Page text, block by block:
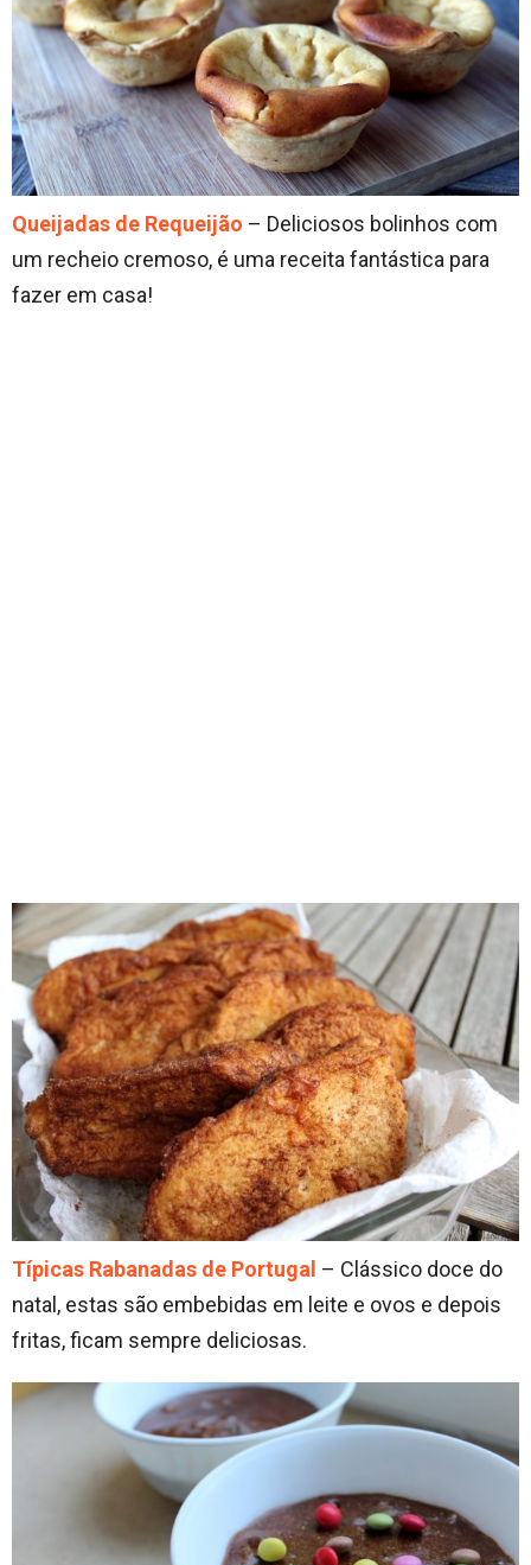
Queijadas de Requeijão – Deliciosos bolinhos com
um recheio cremoso, é uma receita fantástica para
fazer em casa!
Típicas Rabanadas de Portugal – Clássico doce do
natal, estas são embebidas em leite e ovos e depois
fritas, ficam sempre deliciosas.